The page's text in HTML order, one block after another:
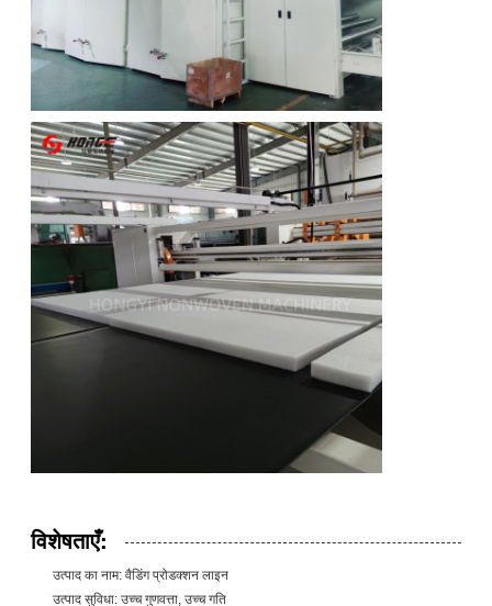
विशेषताएँ:
उत्पाद का नाम: वैडिंग प्रोडक्शन लाइन
उत्पाद सुविधा: उच्च गुणवत्ता, उच्च गति